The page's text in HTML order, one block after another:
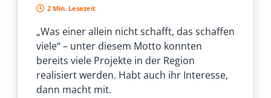
2 Min. Lesezeit
„Was einer allein nicht schafft, das schaffen
viele“ – unter diesem Motto konnten
bereits viele Projekte in der Region
realisiert werden. Habt auch ihr Interesse,
dann macht mit.